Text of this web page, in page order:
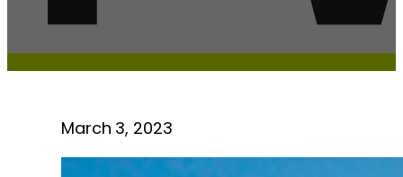
March 3, 2023